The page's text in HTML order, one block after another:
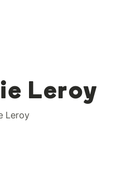
Leroy
Leroy